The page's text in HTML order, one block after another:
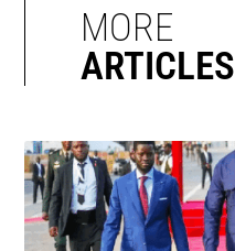
MORE
ARTICLES